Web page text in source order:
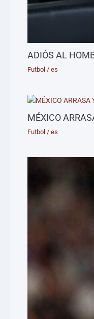
ADIÓS AL
Futbol /es
MÉXICO
Futbol /es